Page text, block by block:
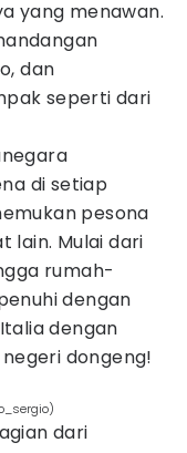
yang menawan.
dan
seperti dari
di setiap
pesona
lain. Mulai dari
rumah-
dengan
dengan
dongeng!
dari